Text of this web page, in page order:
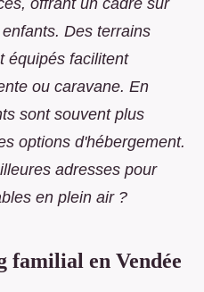
offrant un cadre sûr
Des terrains
équipés facilitent
ou caravane. En
sont souvent plus
options d'hébergement.
adresses pour
en plein air ?
familial en Vendée